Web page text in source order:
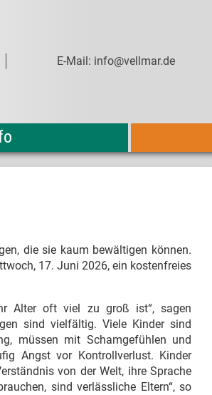
E-Mail: info@vellmar.de
die sie kaum bewältigen können.
17. Juni 2026, ein kostenfreies
Alter oft viel zu groß ist“, sagen
sind vielfältig. Viele Kinder sind
müssen mit Schamgefühlen und
Angst vor Kontrollverlust. Kinder
von der Welt, ihre Sprache
sind verlässliche Eltern“, so